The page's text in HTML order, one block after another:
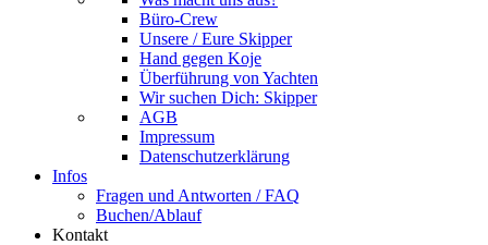
Büro-Crew
Unsere / Eure Skipper
Hand gegen Koje
Überführung von Yachten
Wir suchen Dich: Skipper
AGB
Impressum
Datenschutzerklärung
Infos
Fragen und Antworten / FAQ
Buchen/Ablauf
Kontakt